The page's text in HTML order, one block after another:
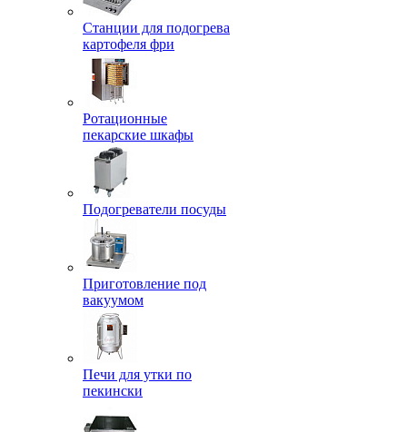
Станции для подогрева
картофеля фри
Ротационные
пекарские шкафы
Подогреватели посуды
Приготовление под
вакуумом
Печи для утки по
пекински